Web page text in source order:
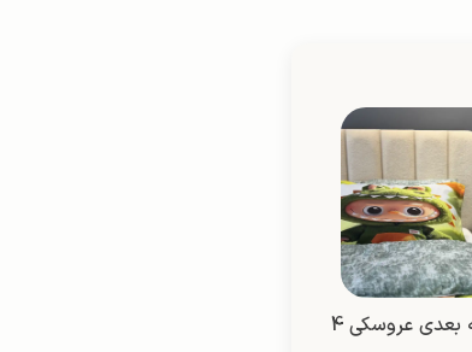
لحاف سه بعدی عروسکی 4